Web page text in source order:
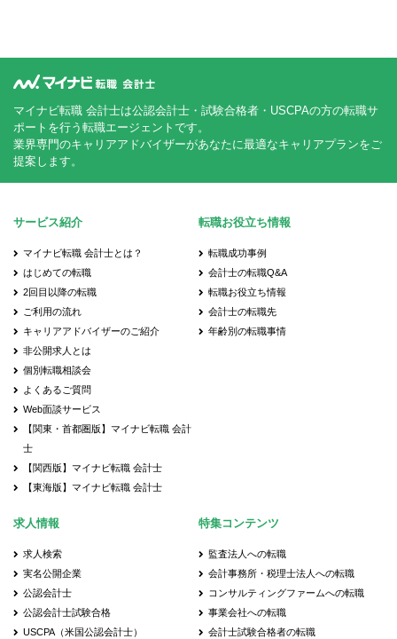
マイナビ転職 会計士は公認会計士・試験合格者・USCPAの方の転職サ
ポートを行う転職エージェントです。
業界専門のキャリアアドバイザーがあなたに最適なキャリアプランをご
提案します。
サービス紹介
マイナビ転職 会計士とは？
はじめての転職
2回目以降の転職
ご利用の流れ
キャリアアドバイザーのご紹介
非公開求人とは
個別転職相談会
よくあるご質問
Web面談サービス
【関東・首都圏版】マイナビ転職 会計
士
【関西版】マイナビ転職 会計士
【東海版】マイナビ転職 会計士
転職お役立ち情報
転職成功事例
会計士の転職Q&A
転職お役立ち情報
会計士の転職先
年齢別の転職事情
求人情報
求人検索
実名公開企業
公認会計士
公認会計士試験合格
USCPA（米国公認会計士）
特集コンテンツ
監査法人への転職
会計事務所・税理士法人への転職
コンサルティングファームへの転職
事業会社への転職
会計士試験合格者の転職